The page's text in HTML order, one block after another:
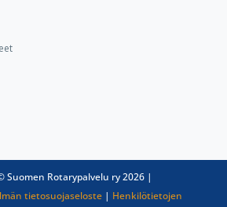
Suomen Rotarypalvelu ry 2026 |
tietosuojaseloste | Henkilötietojen